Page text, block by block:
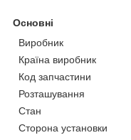
Основні
Виробник
Країна виробник
Код запчастини
Розташування
Стан
Сторона установки